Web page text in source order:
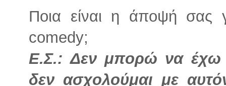
Ποια είναι η άποψή σας
comedy;
Ε.Σ.:Δεν μπορώ να έχω
δεν ασχολούμαι με